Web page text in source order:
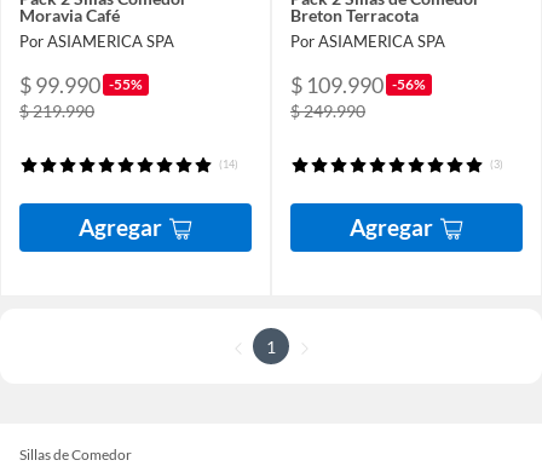
Moravia Café
Por ASIAMERICA SPA
$ 99.990 -55%
$ 219.990
(14)
Agregar
Breton Terracota
Por ASIAMERICA SPA
$ 109.990 -56%
$ 249.990
(3)
Agregar
1
Sillas de Comedor